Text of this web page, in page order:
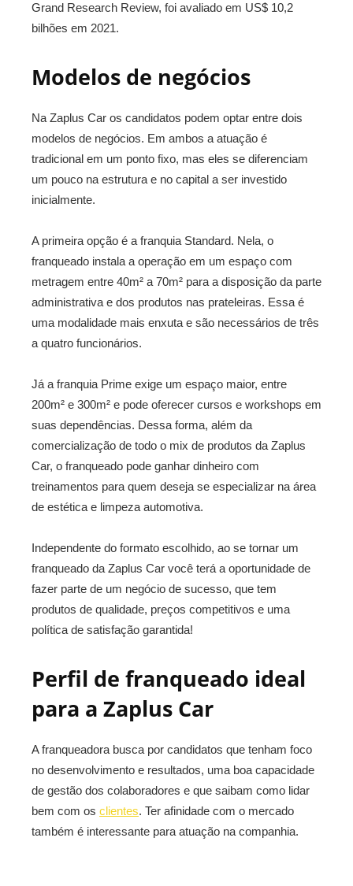
Grand Research Review, foi avaliado em US$ 10,2
bilhões em 2021.
Modelos de negócios
Na Zaplus Car os candidatos podem optar entre dois
modelos de negócios. Em ambos a atuação é
tradicional em um ponto fixo, mas eles se diferenciam
um pouco na estrutura e no capital a ser investido
inicialmente.
A primeira opção é a franquia Standard. Nela, o
franqueado instala a operação em um espaço com
metragem entre 40m² a 70m² para a disposição da parte
administrativa e dos produtos nas prateleiras. Essa é
uma modalidade mais enxuta e são necessários de três
a quatro funcionários.
Já a franquia Prime exige um espaço maior, entre
200m² e 300m² e pode oferecer cursos e workshops em
suas dependências. Dessa forma, além da
comercialização de todo o mix de produtos da Zaplus
Car, o franqueado pode ganhar dinheiro com
treinamentos para quem deseja se especializar na área
de estética e limpeza automotiva.
Independente do formato escolhido, ao se tornar um
franqueado da Zaplus Car você terá a oportunidade de
fazer parte de um negócio de sucesso, que tem
produtos de qualidade, preços competitivos e uma
política de satisfação garantida!
Perfil de franqueado ideal
para a Zaplus Car
A franqueadora busca por candidatos que tenham foco
no desenvolvimento e resultados, uma boa capacidade
de gestão dos colaboradores e que saibam como lidar
bem com os clientes. Ter afinidade com o mercado
também é interessante para atuação na companhia.